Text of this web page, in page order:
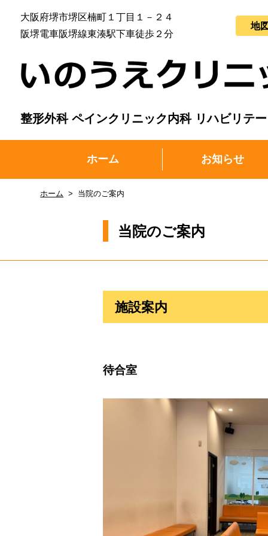
大阪府堺市堺区楠町１丁目１－２４
阪堺電車阪堺線東湊駅下車徒歩２分
地
整形外科 ペインクリニック内科 リハビリテ
ホーム お知らせ
ホーム 当院のご案内
当院のご案内
施設案内
待合室